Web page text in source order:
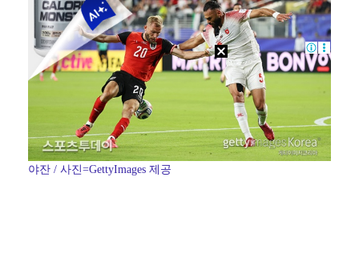
[ST포토] 전예성, 벌써 덥네
[ST포토] 성유진, 얼음주머니 챙겨서 출발
야잔 / 사진=GettyImages 제공